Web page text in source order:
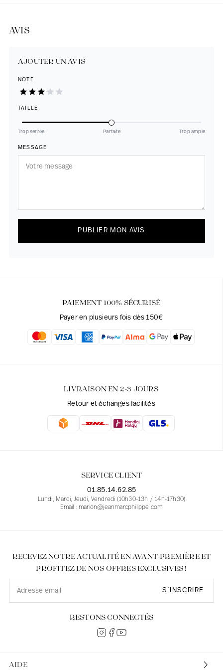
AVIS
AJOUTER UN AVIS
NOTE
TAILLE
Trop serrée Parfaite Trop ample
MESSAGE
PUBLIER MON AVIS
PAIEMENT 100% SÉCURISÉ
Payer en plusieurs fois dès 150€
LIVRAISON EN 2-3 JOURS
Retour et échanges facilités
SERVICE CLIENT
01.85.14.62.85
Lundi, Mardi, Jeudi, Vendredi (10h30-13h / 14h-17h30)
Email : marion@jeanmarcphilippe.com
AIDE
RECEVEZ NOTRE ACTUALITÉ EN AVANT-PREMIÈRE ET
PROFITEZ DE NOS OFFRES EXCLUSIVES !
S’INSCRIRE
RESTONS CONNECTÉS